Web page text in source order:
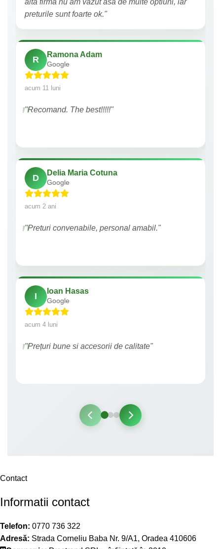
preturile sunt foarte ok."
R
Ramona Adam
Google
acum 11 luni
"Recomand. The best!!!!!"
D
Delia Maria Cotuna
Google
acum 2 ani
"Preturi convenabile, personal amabil."
I
Ioan Hasas
Google
acum 4 luni
"Prețuri bune si accesorii de calitate"
Contact
Informatii contact
Telefon: 0770 736 322
Adresă: Strada Corneliu Baba Nr. 9/A1, Oradea 410606